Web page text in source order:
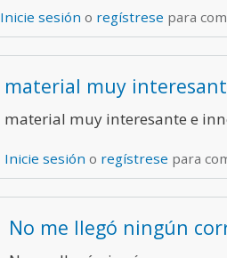
Inicie sesión o regístrese para
material muy
material muy interesante e
Inicie sesión o regístrese para
No me llegó ningún